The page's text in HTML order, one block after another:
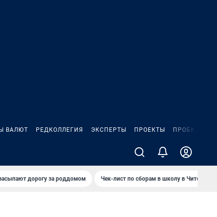
ВАЛЮТ РЕДКОЛЛЕГИЯ ЭКСПЕРТЫ ПРОЕКТЫ ПРОБКИ
дорогу за роддомом Чек-лист по сборам в школу в Чите